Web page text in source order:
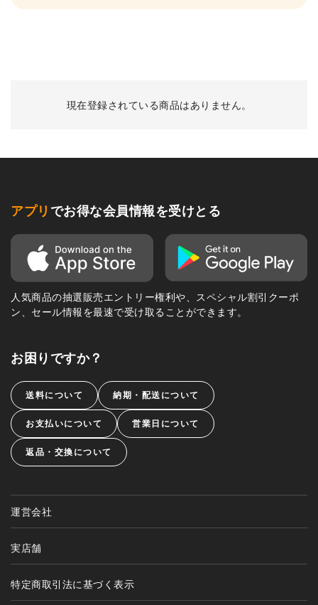
現在登録されている商品はありません。
アプリ でお得な会員情報を受けとる
人気商品の抽選販売エントリー権利や、スペシャル割引クーポ
ン、セール情報を最速で受け取ることができます。
お困りですか？
送料について 納期・配送について
お支払いについて 営業日について
返品・交換について
運営会社
実店舗
特定商取引法に基づく表示